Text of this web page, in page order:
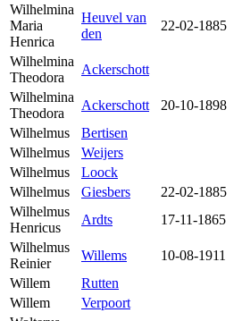
Wilhelmina
Maria
Henrica
Heuvel van
den
22-02-1885
Wilhelmina
Theodora
Ackerschott
Wilhelmina
Theodora
Ackerschott 20-10-1898
Wilhelmus
Bertisen
Wilhelmus
Weijers
Wilhelmus
Loock
Wilhelmus
Giesbers 22-02-1885
Wilhelmus
Henricus
Ardts 17-11-1865
Wilhelmus
Reinier
Willems 10-08-1911
Willem
Rutten
Willem
Verpoort